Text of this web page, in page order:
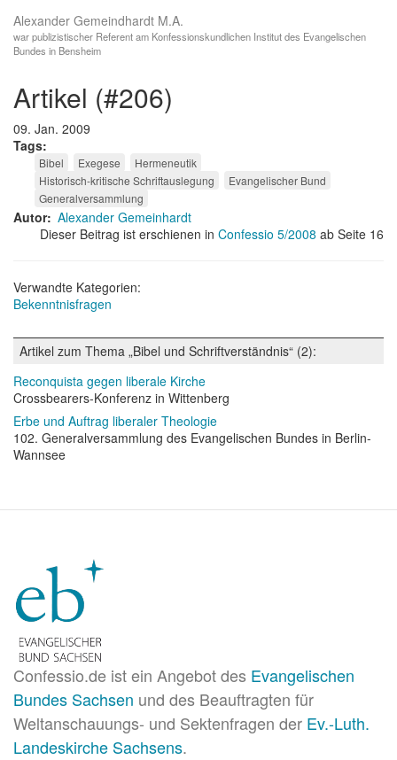
Alexander Gemeindhardt M.A.
war publizistischer Referent am Konfessionskundlichen Institut des Evangelischen
Bundes in Bensheim
artikel (#206)
09. Jan. 2009
Tags
Bibel Exegese
Hermeneutik
Historisch-kritische Schriftauslegung
Evangelischer Bund
Generalversammlung
Autor Alexander Gemeinhardt
Dieser Beitrag ist erschienen in Confessio 5/2008 ab Seite 16
Verwandte Kategorien:
Bekenntnisfragen
Artikel zum Thema „Bibel und Schriftverständnis“ (2):
Reconquista gegen liberale Kirche
Crossbearers-Konferenz in Wittenberg
Erbe und Auftrag liberaler Theologie
102. Generalversammlung des Evangelischen Bundes in Berlin-
Wannsee
Confessio.de ist ein Angebot des Evangelischen
Bundes Sachsen und des Beauftragten für
Weltanschauungs- und Sektenfragen der Ev.-Luth.
Landeskirche Sachsens.